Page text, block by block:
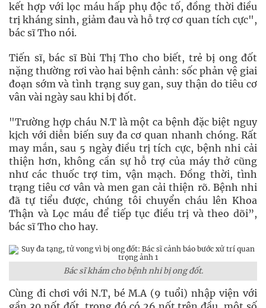
kết hợp với lọc máu hấp phụ độc tố, đồng thời điều
trị kháng sinh, giảm đau và hỗ trợ cơ quan tích cực",
bác sĩ Tho nói.
Tiến sĩ, bác sĩ Bùi Thị Tho cho biết, trẻ bị ong đốt
nặng thường rơi vào hai bệnh cảnh: sốc phản vệ giai
đoạn sớm và tình trạng suy gan, suy thận do tiêu cơ
vân vài ngày sau khi bị đốt.
"Trường hợp cháu N.T là một ca bệnh đặc biệt nguy
kịch với diễn biến suy đa cơ quan nhanh chóng. Rất
may mắn, sau 5 ngày điều trị tích cực, bệnh nhi cải
thiện hơn, không cần sự hỗ trợ của máy thở cũng
như các thuốc trợ tim, vận mạch. Đồng thời, tình
trạng tiêu cơ vân và men gan cải thiện rõ. Bệnh nhi
đã tự tiểu được, chúng tôi chuyển cháu lên Khoa
Thận và Lọc máu để tiếp tục điều trị và theo dõi”,
bác sĩ Tho cho hay.
Bác sĩ khám cho bệnh nhi bị ong đốt.
Cùng đi chơi với N.T, bé M.A (9 tuổi) nhập viện với